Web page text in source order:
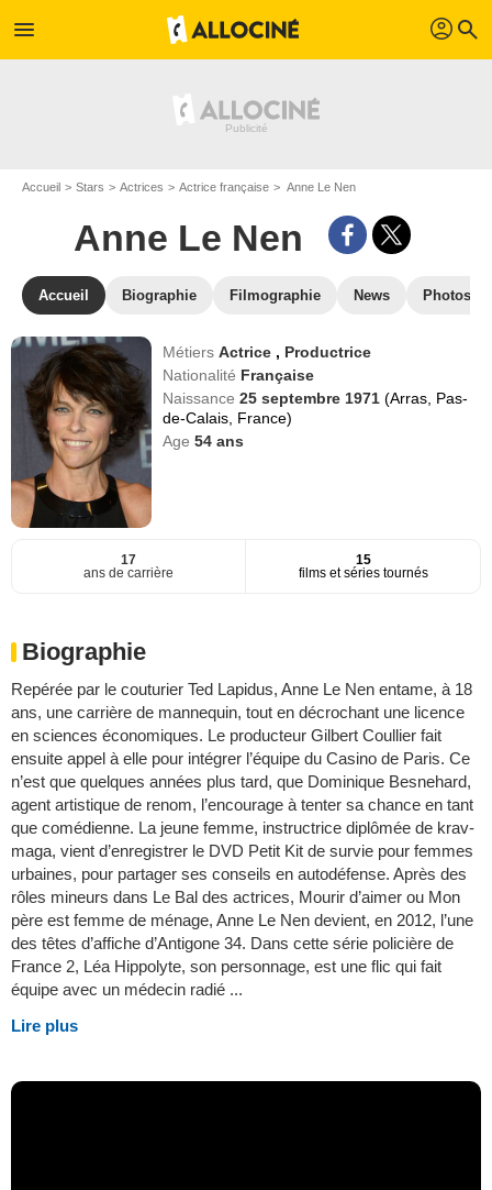
menu profil search
Accueil Stars Actrices Actrice française Anne Le Nen
Anne Le Nen
Accueil Biographie Filmographie News Photos
MétiersActrice , Productrice
Nationalité Française
Naissance25 septembre 1971(Arras, Pas-
de-Calais, France)
Age54 ans
17
ans de carrière
15
films et séries tournés
Biographie
Repérée par le couturier Ted Lapidus, Anne Le Nen entame, à 18
ans, une carrière de mannequin, tout en décrochant une licence
en sciences économiques. Le producteur Gilbert Coullier fait
ensuite appel à elle pour intégrer l’équipe du Casino de Paris. Ce
n’est que quelques années plus tard, que Dominique Besnehard,
agent artistique de renom, l’encourage à tenter sa chance en tant
que comédienne. La jeune femme, instructrice diplômée de krav-
maga, vient d’enregistrer le DVD Petit Kit de survie pour femmes
urbaines, pour partager ses conseils en autodéfense. Après des
rôles mineurs dans Le Bal des actrices, Mourir d’aimer ou Mon
père est femme de ménage, Anne Le Nen devient, en 2012, l’une
des têtes d’affiche d’Antigone 34. Dans cette série policière de
France 2, Léa Hippolyte, son personnage, est une flic qui fait
équipe avec un médecin radié ...
Lire plus